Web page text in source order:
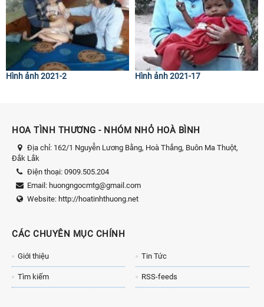
Hình ảnh 2021-2 Hình ảnh 2021-17
HOA TÌNH THƯƠNG - NHÓM NHỎ HOÀ BÌNH
Địa chỉ: 162/1 Nguyễn Lương Bằng, Hoà Thắng, Buôn Ma Thuột,
Đắk Lắk
Điện thoại: 0909.505.204
Email: huongngocmtg@gmail.com
Website: http://hoatinhthuong.net
CÁC CHUYÊN MỤC CHÍNH
Giới thiệu Tin Tức
Tìm kiếm RSS-feeds